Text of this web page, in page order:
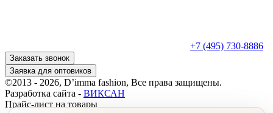
+7 (495) 730-8886
Заказать звонок
Заявка для оптовиков
©2013 - 2026, D’imma fashion, Все права защищены.
Разработка сайта - ВИКСАН
Прайс-лист на товары